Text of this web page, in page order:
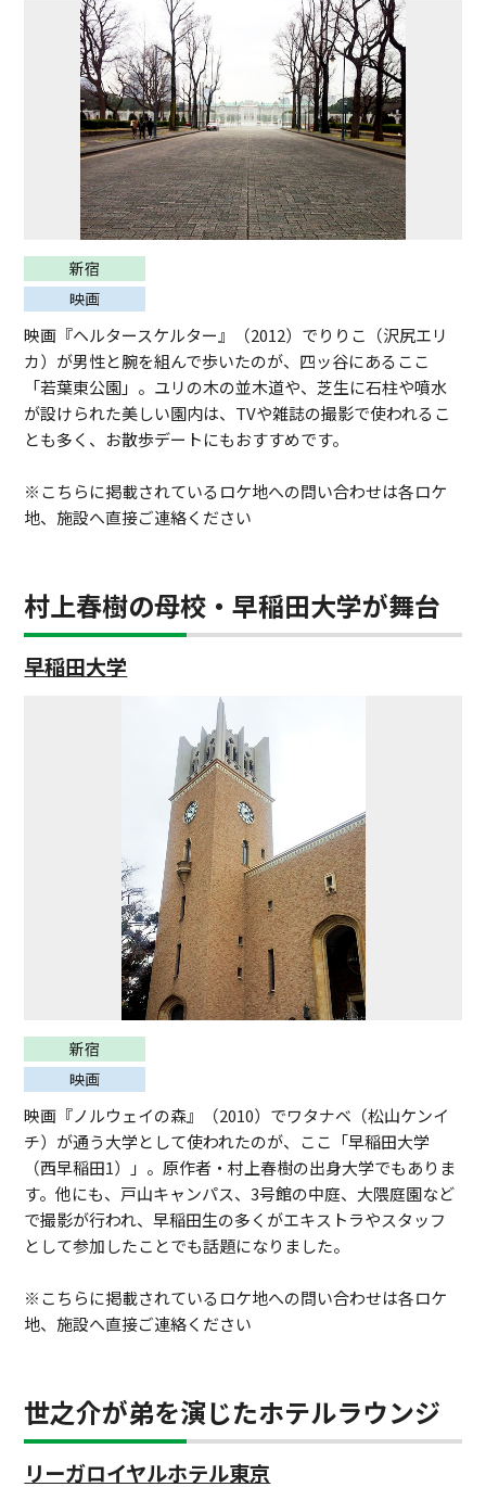
新宿
映画
映画『ヘルタースケルター』（2012）でりりこ（沢尻エリ
カ）が男性と腕を組んで歩いたのが、四ッ谷にあるここ
「若葉東公園」。ユリの木の並木道や、芝生に石柱や噴水
が設けられた美しい園内は、TVや雑誌の撮影で使われるこ
とも多く、お散歩デートにもおすすめです。
※こちらに掲載されているロケ地への問い合わせは各ロケ
地、施設へ直接ご連絡ください
村上春樹の母校・早稲田大学が舞台
早稲田大学
新宿
映画
映画『ノルウェイの森』（2010）でワタナベ（松山ケンイ
チ）が通う大学として使われたのが、ここ「早稲田大学
（西早稲田1）」。原作者・村上春樹の出身大学でもありま
す。他にも、戸山キャンパス、3号館の中庭、大隈庭園など
で撮影が行われ、早稲田生の多くがエキストラやスタッフ
として参加したことでも話題になりました。
※こちらに掲載されているロケ地への問い合わせは各ロケ
地、施設へ直接ご連絡ください
世之介が弟を演じたホテルラウンジ
リーガロイヤルホテル東京